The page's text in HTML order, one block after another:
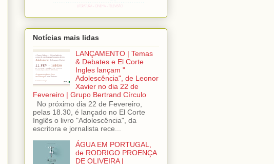
Notícias mais lidas
LANÇAMENTO | Temas
& Debates e El Corte
Ingles lançam "
Adolescência", de Leonor
Xavier no dia 22 de
Fevereiro | Grupo Bertrand Círculo
No próximo dia 22 de Fevereiro,
pelas 18.30, é lançado no El Corte
Inglês o livro "Adolescência", da
escritora e jornalista rece...
ÁGUA EM PORTUGAL,
de RODRIGO PROENÇA
DE OLIVEIRA |